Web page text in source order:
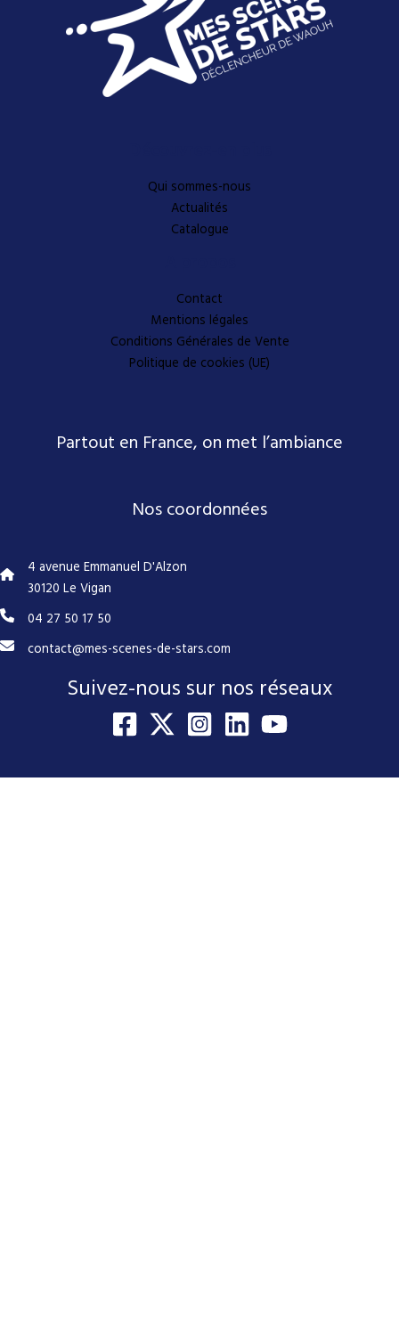
Qui sommes-nous
Actualités
Catalogue
Contact
Mentions légales
Conditions Générales de Vente
Politique de cookies (UE)
Partout en France, on met l’ambiance
Nos coordonnées
4 avenue Emmanuel D'Alzon
30120 Le Vigan
04 27 50 17 50
contact@mes-scenes-de-stars.com
Suivez-nous sur nos réseaux